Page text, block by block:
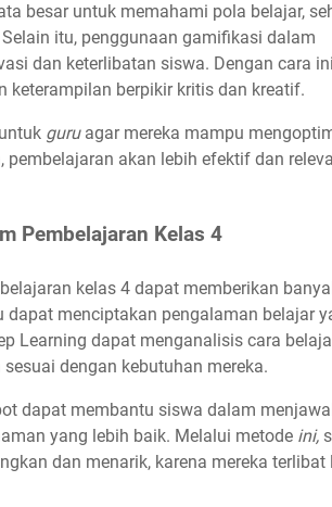
besar untuk memahami pola belajar,
itu, penggunaan gamifikasi dalam
dan keterlibatan siswa. Dengan cara
keterampilan berpikir kritis dan kreatif.
guruagar mereka mampu
akan lebih efektif dan
Pembelajaran Kelas 4
kelas 4 dapat memberikan
dapat menciptakan pengalaman belajar
Learning dapat menganalisis cara
dengan kebutuhan mereka.
dapat membantu siswa dalam
yang lebih baik. Melalui metode ini,
dan menarik, karena mereka